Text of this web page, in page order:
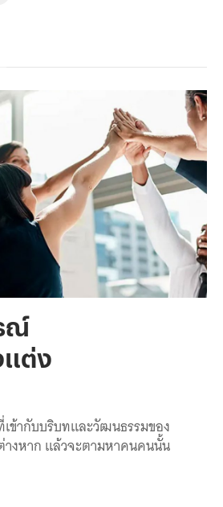
ณ์
ต่ง
เข้ากับบริบทและวัฒนธรรมของ
งหาก แล้วจะตามหาคนคนนั้น